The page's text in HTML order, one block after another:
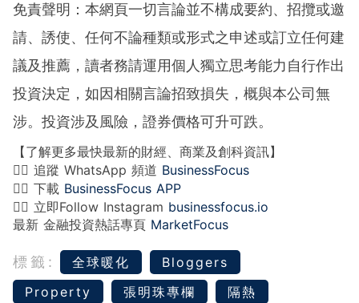
免責聲明：本網頁一切言論並不構成要約、招攬或邀
請、誘使、任何不論種類或形式之申述或訂立任何建
議及推薦，讀者務請運用個人獨立思考能力自行作出
投資決定，如因相關言論招致損失，概與本公司無
涉。投資涉及風險，證券價格可升可跌。
【了解更多最快最新的財經、商業及創科資訊】
👉🏻 追蹤 WhatsApp 頻道 BusinessFocus
👉🏻 下載 BusinessFocus APP
👉🏻 立即Follow Instagram businessfocus.io
最新 金融投資熱話專頁 MarketFocus
標籤: 全球暖化
Bloggers
Property
張明珠專欄 隔熱